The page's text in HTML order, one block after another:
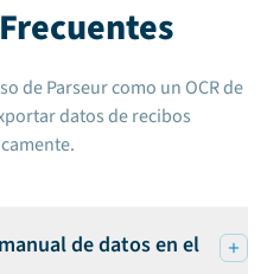
de Parseur como un OCR de
datos de recibos
de datos en el